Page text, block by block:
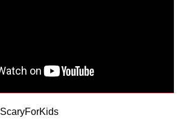
ScaryForKids